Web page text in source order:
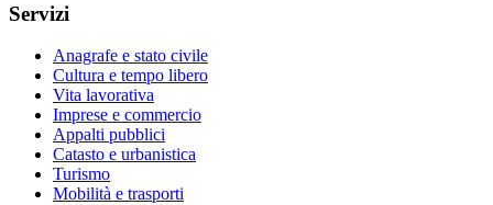
Servizi
Anagrafe e stato civile
Cultura e tempo libero
Vita lavorativa
Imprese e commercio
Appalti pubblici
Catasto e urbanistica
Turismo
Mobilità e trasporti